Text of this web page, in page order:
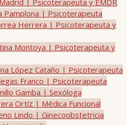
| Psicoterapeuta y EMDR
Pamplona | Psicoterapeuta
Herrera | Psicoterapeuta y
Montoya | Psicoterapeuta y
López Cataño | Psicoterapeuta
Franco | Psicoterapeuta
Gamba | Sexóloga
Ortíz | Médica Funcional
Lindo | Ginecoobstetricia